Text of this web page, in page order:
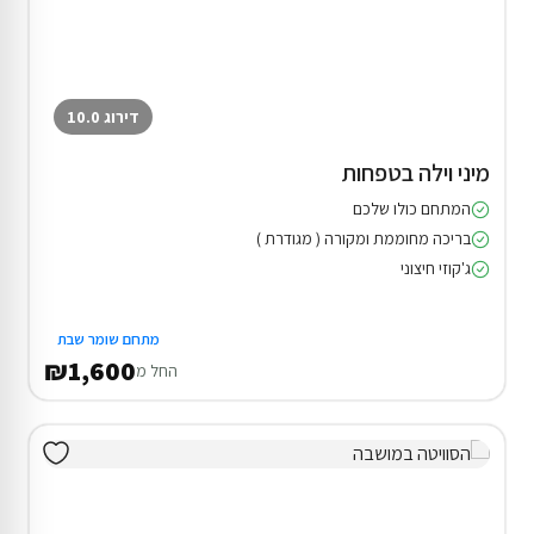
דירוג 10.0
מיני וילה בטפחות
המתחם כולו שלכם
בריכה מחוממת ומקורה ( מגודרת )
ג'קוזי חיצוני
מתחם שומר שבת
החל מ₪1,600